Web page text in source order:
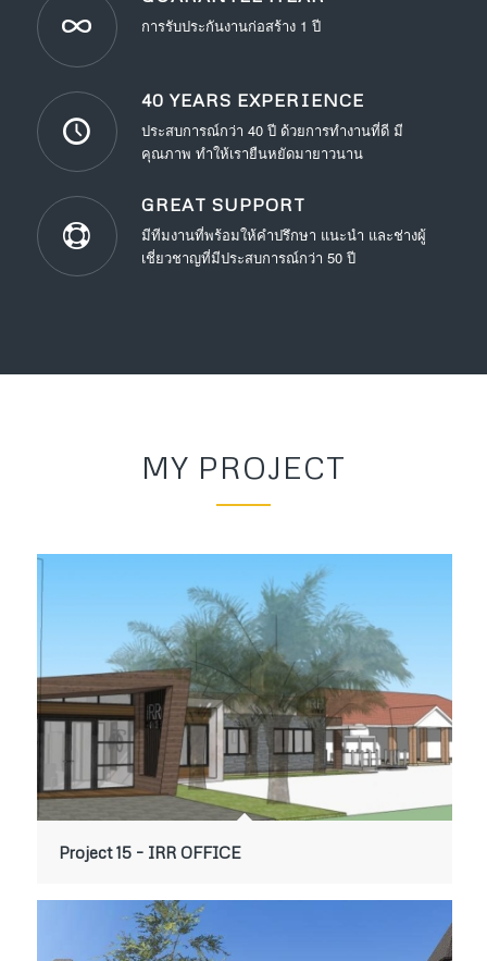
การรับประกันงานก่อสร้าง 1 ปี
40 YEARS EXPERIENCE
ประสบการณ์กว่า 40 ปี ด้วยการทำงานที่ดี มี
คุณภาพ ทำให้เรายืนหยัดมายาวนาน
GREAT SUPPORT
มีทีมงานที่พร้อมให้คำปรึกษา แนะนำ และช่างผู้
เชี่ยวชาญที่มีประสบการณ์กว่า 50 ปี
MY PROJECT
Project 15 – IRR OFFICE